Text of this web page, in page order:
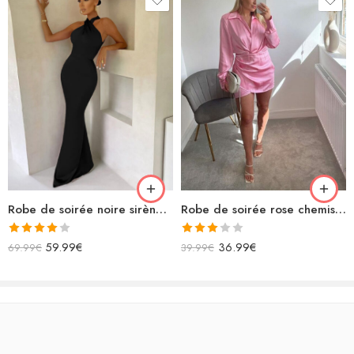
Robe de soirée noire sirène longue bretelles croisées
Note
4.00sur
69.99€ 59.99€
Robe de soirée rose chemisier en satin
Note
3.00
39.99€ 36.99€